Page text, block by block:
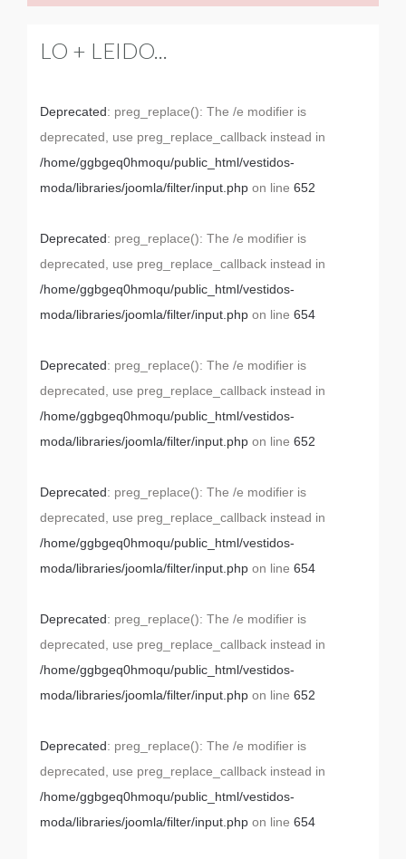
LO + LEIDO...
Deprecated: preg_replace(): The /e modifier is
deprecated, use preg_replace_callback instead in
/home/ggbgeq0hmoqu/public_html/vestidos-
moda/libraries/joomla/filter/input.php on line 652
Deprecated: preg_replace(): The /e modifier is
deprecated, use preg_replace_callback instead in
/home/ggbgeq0hmoqu/public_html/vestidos-
moda/libraries/joomla/filter/input.php on line 654
Deprecated: preg_replace(): The /e modifier is
deprecated, use preg_replace_callback instead in
/home/ggbgeq0hmoqu/public_html/vestidos-
moda/libraries/joomla/filter/input.php on line 652
Deprecated: preg_replace(): The /e modifier is
deprecated, use preg_replace_callback instead in
/home/ggbgeq0hmoqu/public_html/vestidos-
moda/libraries/joomla/filter/input.php on line 654
Deprecated: preg_replace(): The /e modifier is
deprecated, use preg_replace_callback instead in
/home/ggbgeq0hmoqu/public_html/vestidos-
moda/libraries/joomla/filter/input.php on line 652
Deprecated: preg_replace(): The /e modifier is
deprecated, use preg_replace_callback instead in
/home/ggbgeq0hmoqu/public_html/vestidos-
moda/libraries/joomla/filter/input.php on line 654